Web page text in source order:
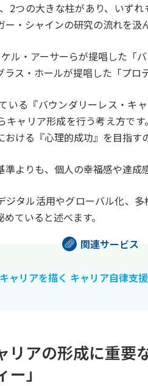
2つの大きな柱があり、いず
・シャインの研究の流れを汲
ル・アーサーらが提唱した「
ス・ホールが提唱した「プロ
いる『バウンダリーレス・キ
キャリア形成を行う考え方で
ける『心理的成功』を目指す
よりも、個人の幸福感や達成
ジタル活用やグローバル化、
ていると述べます。
ャリアを描く キャリア自律支
リアの形成に重要
」